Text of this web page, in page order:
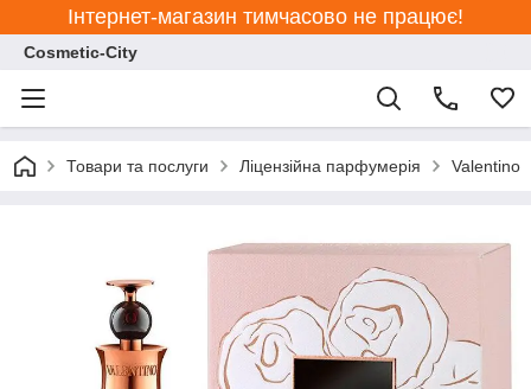
Інтернет-магазин тимчасово не працює!
Cosmetic-City
Товари та послуги Ліцензійна парфумерія Valentino